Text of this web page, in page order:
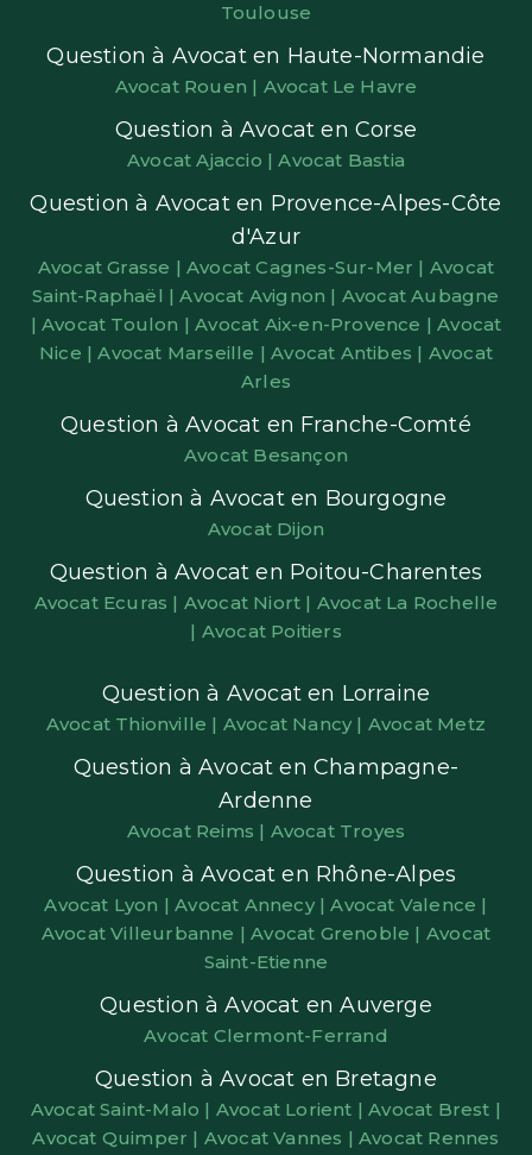
Toulouse
Question à Avocat en Haute-Normandie
Avocat Rouen | Avocat Le Havre
Question à Avocat en Corse
Avocat Ajaccio |Avocat Bastia
Question à Avocat en Provence-Alpes-Côte
d'Azur
Avocat Grasse |Avocat Cagnes-Sur-Mer | Avocat
Saint-Raphaël |Avocat Avignon | Avocat Aubagne
| Avocat Toulon |Avocat Aix-en-Provence |Avocat
Nice |Avocat Marseille |Avocat Antibes | Avocat
Arles
Question à Avocat en Franche-Comté
Avocat Besançon
Question à Avocat en Bourgogne
Avocat Dijon
Question à Avocat en Poitou-Charentes
Avocat Ecuras | Avocat Niort | Avocat La Rochelle
| Avocat Poitiers
Question à Avocat en Lorraine
Avocat Thionville | Avocat Nancy | Avocat Metz
Question à Avocat en Champagne-
Ardenne
Avocat Reims | Avocat Troyes
Question à Avocat en Rhône-Alpes
Avocat Lyon |Avocat Annecy |Avocat Valence |
Avocat Villeurbanne |Avocat Grenoble | Avocat
Saint-Etienne
Question à Avocat en Auverge
Avocat Clermont-Ferrand
Question à Avocat en Bretagne
Avocat Saint-Malo | Avocat Lorient |Avocat Brest |
Avocat Quimper | Avocat Vannes | Avocat Rennes